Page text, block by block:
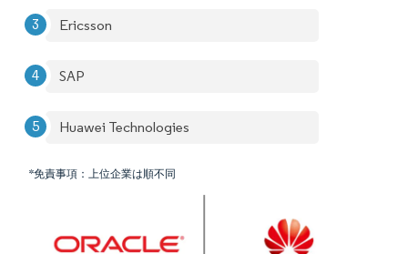
Ericsson
SAP
Huawei Technologies
*免責事項：上位企業は順不同